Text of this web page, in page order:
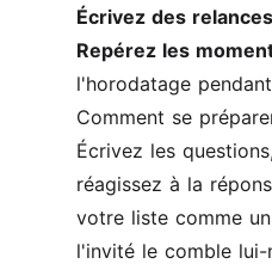
Écrivez des
Repérez les
l'horodatage
Comment se
Écrivez les
réagissez à la
votre liste comme
l'invité le comble lui-